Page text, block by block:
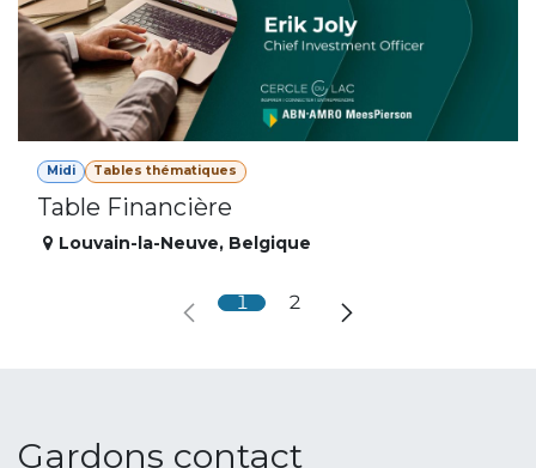
Midi Tables thématiques
Table Financière
Louvain-la-Neuve, Belgique
1 2
Gardons contact